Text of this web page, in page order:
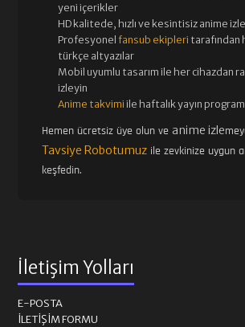
yeni içerikler
HD kalitede, hızlı ve kesintisiz anime izle
Profesyonelfansub ekipleri tarafından
türkçe altyazılar
Mobil uyumlu tasarım ile her cihazdan
izleyin
Anime takvimi ile haftalık yayın
Hemen ücretsiz üye olun ve anime izle
Tavsiye Robotumuz ile zevkinize uygun
keşfedin.
İletişim Yolları
E-POSTA
İLETIŞIM FORMU